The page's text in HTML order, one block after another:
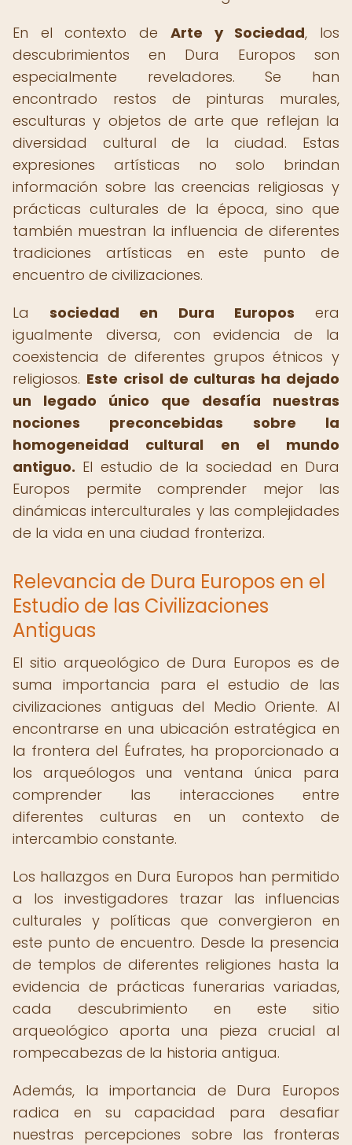
En el contexto de Arte y Sociedad, los
descubrimientos en Dura Europos son
especialmente reveladores. Se han
encontrado restos de pinturas murales,
esculturas y objetos de arte que reflejan la
diversidad cultural de la ciudad. Estas
expresiones artísticas no solo brindan
información sobre las creencias religiosas y
prácticas culturales de la época, sino que
también muestran la influencia de diferentes
tradiciones artísticas en este punto de
encuentro de civilizaciones.
Lasociedad en Dura Europos era
igualmente diversa, con evidencia de la
coexistencia de diferentes grupos étnicos y
religiosos. Este crisol de culturas ha dejado
un legado único que desafía nuestras
nociones preconcebidas sobre la
homogeneidad cultural en el mundo
antiguo. El estudio de la sociedad en Dura
Europos permite comprender mejor las
dinámicas interculturales y las complejidades
de la vida en una ciudad fronteriza.
Relevancia de Dura Europos en el
Estudio de las Civilizaciones
Antiguas
El sitio arqueológico de Dura Europos es de
suma importancia para el estudio de las
civilizaciones antiguas del Medio Oriente. Al
encontrarse en una ubicación estratégica en
la frontera del Éufrates, ha proporcionado a
los arqueólogos una ventana única para
comprender las interacciones entre
diferentes culturas en un contexto de
intercambio constante.
Los hallazgos en Dura Europos han permitido
a los investigadores trazar las influencias
culturales y políticas que convergieron en
este punto de encuentro. Desde la presencia
de templos de diferentes religiones hasta la
evidencia de prácticas funerarias variadas,
cada descubrimiento en este sitio
arqueológico aporta una pieza crucial al
rompecabezas de la historia antigua.
Además, la importancia de Dura Europos
radica en su capacidad para desafiar
nuestras percepciones sobre las fronteras